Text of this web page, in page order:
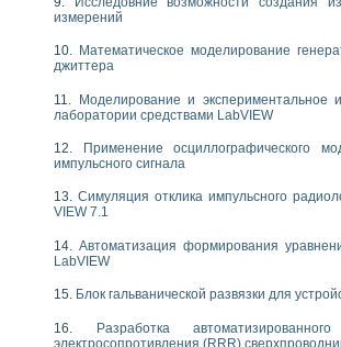
течения в расширяющемся канале
интерфейсов обмена по протоколам RS232 и
адиабатического расширения газов
переходных характеристик асинхронных
измерений с помощью LabVIEW
INSTRUMENTS для создания систем
принципа действия универсального цифрового
обеспечение учебных лабораторных стендов
для изучения технологии выращивания
для исследования АЧХ и ФЧХ активных фильтров
измерений
Математическое моделирование
джиттера
Моделирование и
лаборатории средствами LabVIEW
Применение осциллографического
импульсного сигнала
Симуляция отклика импульсного
VIEW 7.1
Автоматизация формирования
LabVIEW
Блок гальванической развязки для
Разработка
электросопротивления (RRR)